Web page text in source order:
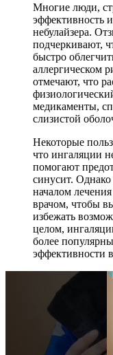
Многие люди,
эффективность
небулайзера.
подчеркивают,
быстро
аллергическом
отмечают, что
медикаменты,
слизистой
Некоторые
что ингаляции
помогают
синусит.
началом
врачом, чтобы
избежать
целом,
более
эффективности